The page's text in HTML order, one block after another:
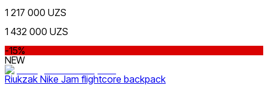
1 217 000 UZS
1 432 000 UZS
-15%
NEW
Riukzak Nike Jam flightcore backpack